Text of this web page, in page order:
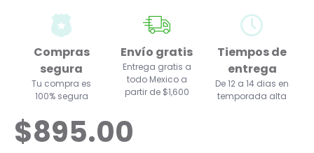
Compras
segura
Tu compra es
100% segura
Envío gratis
Entrega gratis a
todo Mexico a
partir de $1,600
Tiempos de
entrega
De 12 a 14 dias en
temporada alta
$895.00